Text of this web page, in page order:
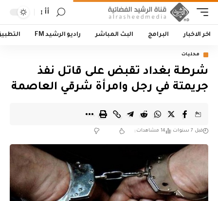
أأ
اخر الاخبار البرامج البث المباشر راديو الرشيد FM
محليات
شرطة بغداد تقبض على قاتل نفذ
جريمتة في رجل وامرأة شرقي العاصمة
قبل 7 سنوات 14 مشاهدات